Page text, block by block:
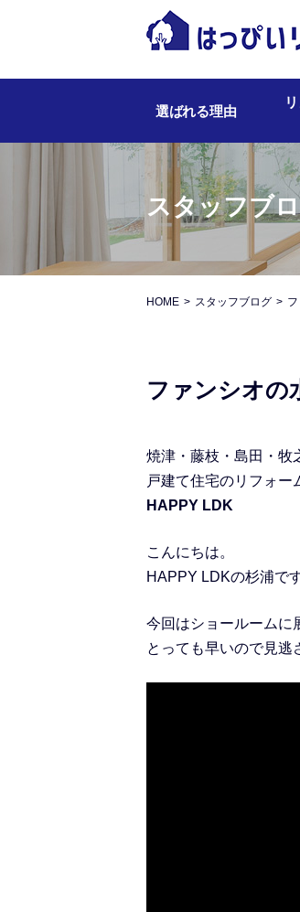
選ばれる理由
スタッフブ
HOME スタッフブログ
ファンシオ
焼津・藤枝・島田・牧
戸建て住宅のリフォー
HAPPY LDK
こんにちは。
HAPPY LDKの杉浦です
今回はショールームに
とっても早いので見逃